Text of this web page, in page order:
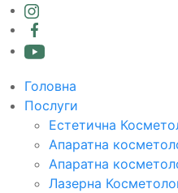
Головна
Послуги
Естетична
Апаратна
Апаратна
Лазерна